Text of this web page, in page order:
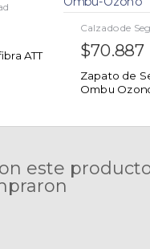
ATT
Calzado de
$70.887
Zapato de
Ombu
este